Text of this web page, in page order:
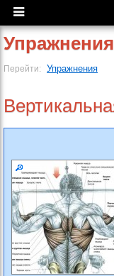
Упражнения
Перейти: Упражнения